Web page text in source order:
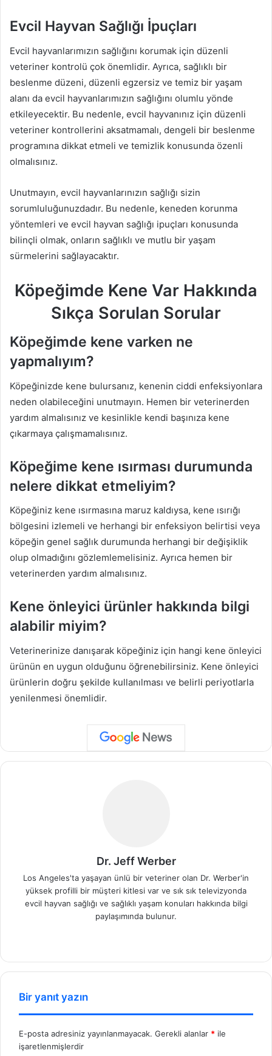
Evcil Hayvan Sağlığı İpuçları
Evcil hayvanlarımızın sağlığını korumak için düzenli
veteriner kontrolü çok önemlidir. Ayrıca, sağlıklı bir
beslenme düzeni, düzenli egzersiz ve temiz bir yaşam
alanı da evcil hayvanlarımızın sağlığını olumlu yönde
etkileyecektir. Bu nedenle, evcil hayvanınız için düzenli
veteriner kontrollerini aksatmamalı, dengeli bir beslenme
programına dikkat etmeli ve temizlik konusunda özenli
olmalısınız.
Unutmayın, evcil hayvanlarınızın sağlığı sizin
sorumluluğunuzdadır. Bu nedenle, keneden korunma
yöntemleri ve evcil hayvan sağlığı ipuçları konusunda
bilinçli olmak, onların sağlıklı ve mutlu bir yaşam
sürmelerini sağlayacaktır.
Köpeğimde Kene Var Hakkında
Sıkça Sorulan Sorular
Köpeğimde kene varken ne
yapmalıyım?
Köpeğinizde kene bulursanız, kenenin ciddi enfeksiyonlara
neden olabileceğini unutmayın. Hemen bir veterinerden
yardım almalısınız ve kesinlikle kendi başınıza kene
çıkarmaya çalışmamalısınız.
Köpeğime kene ısırması durumunda
nelere dikkat etmeliyim?
Köpeğiniz kene ısırmasına maruz kaldıysa, kene ısırığı
bölgesini izlemeli ve herhangi bir enfeksiyon belirtisi veya
köpeğin genel sağlık durumunda herhangi bir değişiklik
olup olmadığını gözlemlemelisiniz. Ayrıca hemen bir
veterinerden yardım almalısınız.
Kene önleyici ürünler hakkında bilgi
alabilir miyim?
Veterinerinize danışarak köpeğiniz için hangi kene önleyici
ürünün en uygun olduğunu öğrenebilirsiniz. Kene önleyici
ürünlerin doğru şekilde kullanılması ve belirli periyotlarla
yenilenmesi önemlidir.
Dr. Jeff Werber
Los Angeles'ta yaşayan ünlü bir veteriner olan Dr. Werber'in
yüksek profilli bir müşteri kitlesi var ve sık sık televizyonda
evcil hayvan sağlığı ve sağlıklı yaşam konuları hakkında bilgi
paylaşımında bulunur.
sit
Bir yanıt yazın
E-posta adresiniz yayınlanmayacak. Gerekli alanlar * ile
işaretlenmişlerdir